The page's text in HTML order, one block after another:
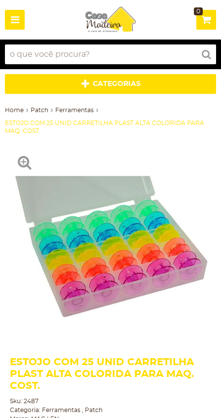
0
CATEGORIAS
Home Patch Ferramentas
ESTOJO COM 25 UNID CARRETILHA PLAST ALTA COLORIDA PARA
MAQ. COST.
ESTOJO COM 25 UNID CARRETILHA
PLAST ALTA COLORIDA PARA MAQ.
COST.
Sku: 2487
Categoria: Ferramentas
Patch